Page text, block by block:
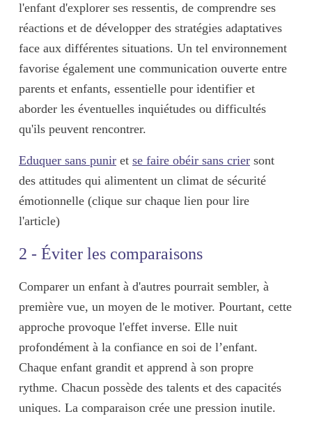
l'enfant d'explorer ses ressentis, de comprendre ses
réactions et de développer des stratégies adaptatives
face aux différentes situations. Un tel environnement
favorise également une communication ouverte entre
parents et enfants, essentielle pour identifier et
aborder les éventuelles inquiétudes ou difficultés
qu'ils peuvent rencontrer.
Eduquer sans punir et se faire obéir sans crier sont
des attitudes qui alimentent un climat de sécurité
émotionnelle (clique sur chaque lien pour lire
l'article)
2 - Éviter les comparaisons
Comparer un enfant à d'autres pourrait sembler, à
première vue, un moyen de le motiver. Pourtant, cette
approche provoque l'effet inverse. Elle nuit
profondément à la confiance en soi de l’enfant.
Chaque enfant grandit et apprend à son propre
rythme. Chacun possède des talents et des capacités
uniques. La comparaison crée une pression inutile.